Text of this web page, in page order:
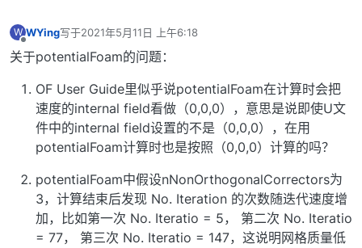
W WYing写于2021年5月11日 上午6:18
最后由 编辑
关于potentialFoam的问题：
OF User Guide里似乎说potentialFoam在计算时会把
速度的internal field看做（0,0,0），意思是说即使U文
件中的internal field设置的不是（0,0,0），在用
potentialFoam计算时也是按照（0,0,0）计算的吗？
potentialFoam中假设nNonOrthogonalCorrectors为
3，计算结束后发现 No. Iteration 的次数随迭代速度增
加，比如第一次 No. Iteratio = 5， 第二次 No. Iteratio
= 77， 第三次 No. Iteratio = 147，这说明网格质量低